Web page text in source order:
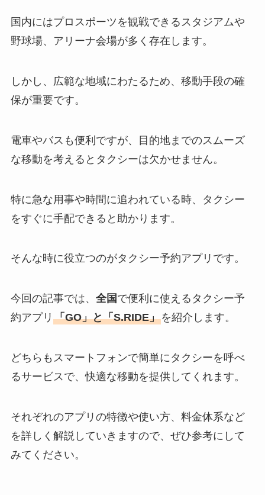
国内にはプロスポーツを観戦できるスタジアムや
野球場、アリーナ会場が多く存在します。
しかし、広範な地域にわたるため、移動手段の確
保が重要です。
電車やバスも便利ですが、目的地までのスムーズ
な移動を考えるとタクシーは欠かせません。
特に急な用事や時間に追われている時、タクシー
をすぐに手配できると助かります。
そんな時に役立つのがタクシー予約アプリです。
今回の記事では、 全国 で便利に使えるタクシー予
約アプリ 「GO」と「S.RIDE」を紹介します。
どちらもスマートフォンで簡単にタクシーを呼べ
るサービスで、快適な移動を提供してくれます。
それぞれのアプリの特徴や使い方、料金体系など
を詳しく解説していきますので、ぜひ参考にして
みてください。